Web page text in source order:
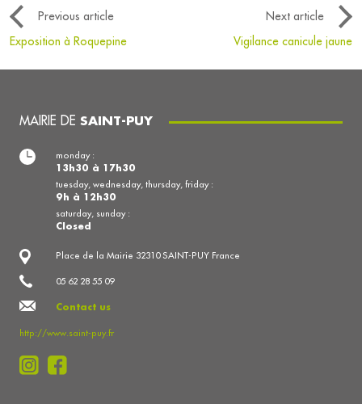
Previous article
Next article
Exposition à Roquepine
Vigilance canicule jaune
MAIRIE DE SAINT-PUY
Place de la Mairie 32310 SAINT-PUY France
05 62 28 55 09
Contact us
http://www.saint-puy.fr
monday :
13h30 à 17h30
tuesday, wednesday, thursday, friday :
9h à 12h30
saturday, sunday :
Closed